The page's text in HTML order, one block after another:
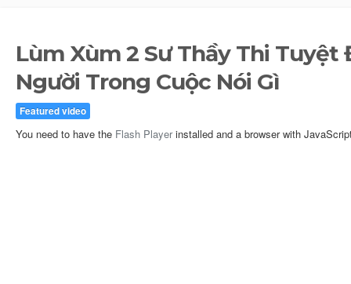
Lùm Xùm 2 Sư Thầy Thi Tuyệt
Người Trong Cuộc Nói Gì
Featured video
You need to have the Flash Playerinstalled and a browser with